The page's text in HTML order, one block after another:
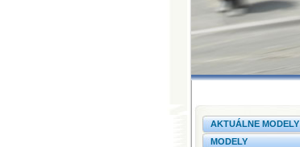
AKTUÁLNE MODELY
MODELY